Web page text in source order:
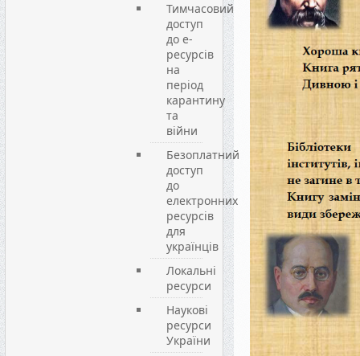
Тимчасовий
доступ
до е-
ресурсів
на
період
карантину
та
війни
Безоплатний
доступ
до
електронних
ресурсів
для
українців
Локальні
ресурси
Наукові
ресурси
України